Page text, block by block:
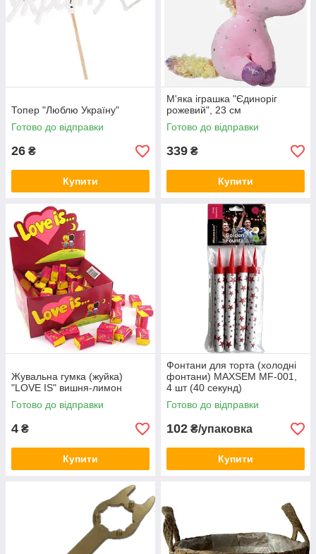
Топер "Люблю Україну"
Готово до відправки
26 ₴
Купити
М'яка іграшка "Єдиноріг
рожевий", 23 см
Готово до відправки
339 ₴
Купити
Жувальна гумка (жуйка)
"LOVE IS" вишня-лимон
Готово до відправки
4 ₴
Купити
Фонтани для торта (холодні
фонтани) MAXSEM MF-001,
4 шт (40 секунд)
Готово до відправки
102 ₴/упаковка
Купити